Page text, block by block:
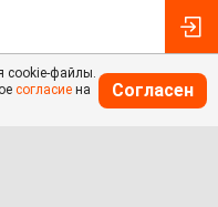
cookie-файлы.
согласие на
Согласен